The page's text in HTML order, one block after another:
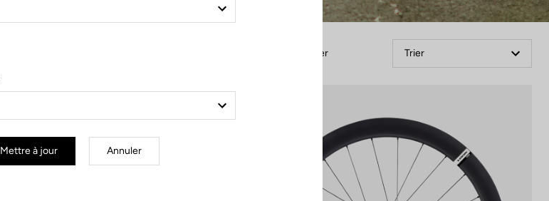
Filtrer Trier
Mettre à jour Annuler